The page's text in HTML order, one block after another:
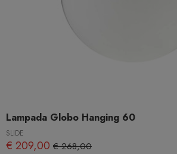
Lampada Globo Hanging 60
SLIDE
€ 209,00 € 268,00